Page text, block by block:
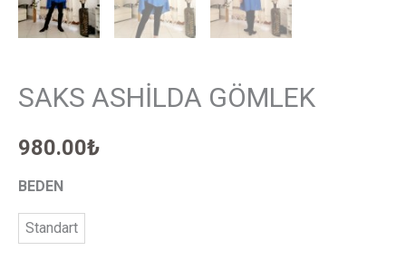
SAKS ASHİLDA GÖMLEK
980.00₺
BEDEN
Standart